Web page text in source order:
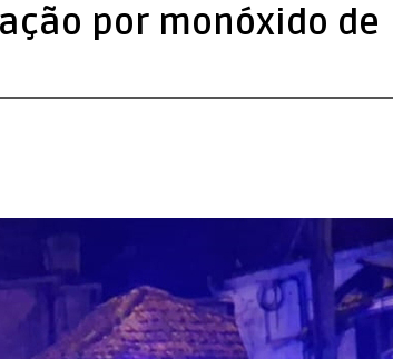
por monóxido de